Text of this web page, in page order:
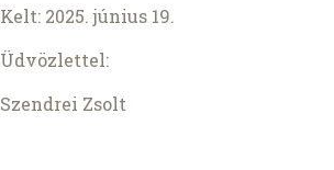
Kelt: 2025. június 19.
Üdvözlettel:
Szendrei Zsolt